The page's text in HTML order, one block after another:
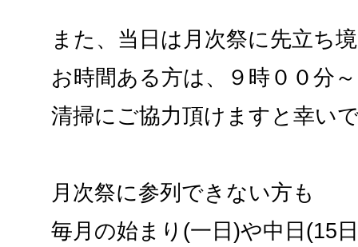
また、当日は月次祭に先立ち
お時間ある方は、９時００分
清掃にご協力頂けますと幸い
月次祭に参列できない方も
毎月の始まり(一日)や中日(15